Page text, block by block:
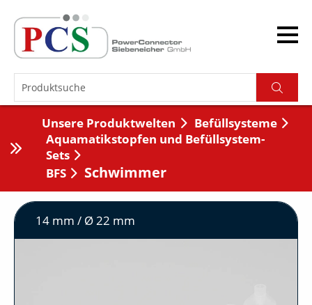
Unsere Produktwelten
Befüllsysteme
Aquamatikstopfen und Befüllsystem-
Sets
BFS
Schwimmer
14 mm / Ø 22 mm